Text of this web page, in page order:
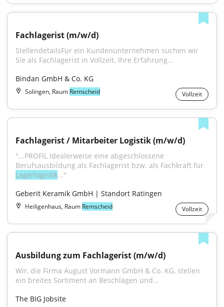
Fachlagerist (m/w/d)
StellendetailsFür ein Kundenunternehmen suchen wir
Sie als Fachlagerist in Vollzeit. Ihre Erfahrung...
Bindan GmbH & Co. KG
Solingen, Raum Remscheid Vollzeit
Fachlagerist / Mitarbeiter Logistik (m/w/d)
"...PROFIL Idealerweise eine abgeschlossene
Lagerlogistik..."
Geberit Keramik GmbH | Standort Ratingen
Heiligenhaus, Raum Remscheid Vollzeit
Ausbildung zum Fachlagerist (m/w/d)
Wir, die Firma August Vormann GmbH & Co. KG, stellen
ein breites Sortiment an Beschlägen und...
The BIG Jobsite